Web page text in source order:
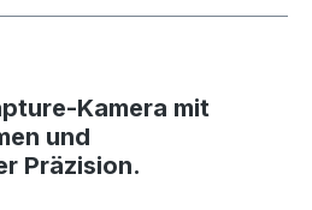
Kamera mit
und
Präzision.